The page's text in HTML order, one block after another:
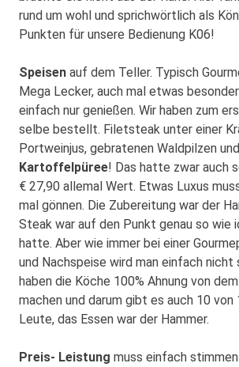
rund um wohl und sprichwörtlich als
Punkten für unsere Bedienung K06!
Speisen auf dem Teller. Typisch
Mega Lecker, auch mal etwas
einfach nur genießen. Wir haben zum
selbe bestellt. Filetsteak unter einer
Portweinjus, gebratenen Waldpilzen und
Kartoffelpüree! Das hatte zwar auch
€ 27,90 allemal Wert. Etwas Luxus
mal gönnen. Die Zubereitung war der
Steak war auf den Punkt genau so wie
hatte. Aber wie immer bei einer
und Nachspeise wird man einfach nicht
haben die Köche 100% Ahnung von
machen und darum gibt es auch 10 von
Leute, das Essen war der Hammer.
Preis- Leistung muss einfach